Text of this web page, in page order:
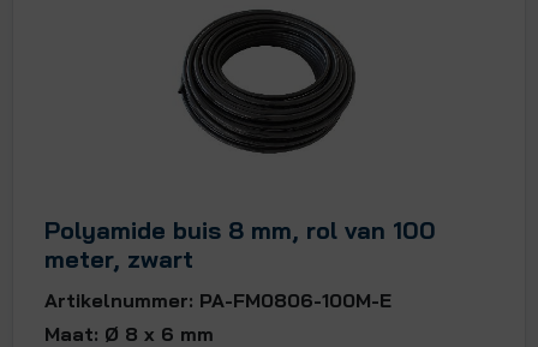
Polyamide buis 8 mm, rol van 100
meter, zwart
Artikelnummer: PA-FM0806-100M-E
Maat: Ø 8 x 6 mm